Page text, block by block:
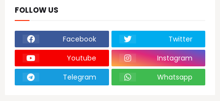
FOLLOW US
Facebook
Twitter
Youtube
Instagram
Telegram
Whatsapp